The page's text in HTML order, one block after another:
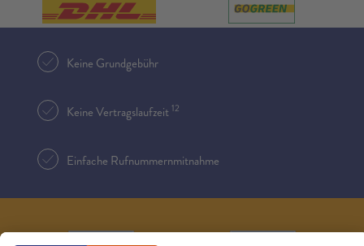
Keine Grundgebühr
Keine Vertragslaufzeit12
Einfache Rufnummernmitnahme